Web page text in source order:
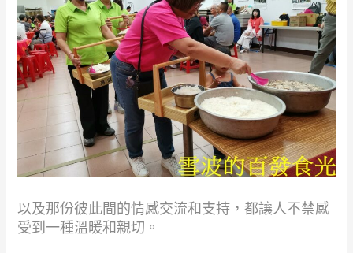
以及那份彼此間的情感交流和支持，都讓人不禁感
受到一種溫暖和親切。